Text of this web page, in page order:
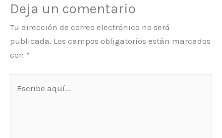
Deja un comentario
Tu dirección de correo electrónico no será
publicada. Los campos obligatorios están marcados
con *
aquí...